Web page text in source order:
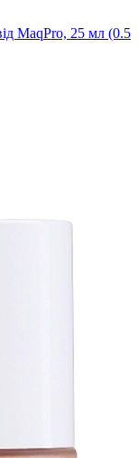
MaqPro, 25 мл (0.5